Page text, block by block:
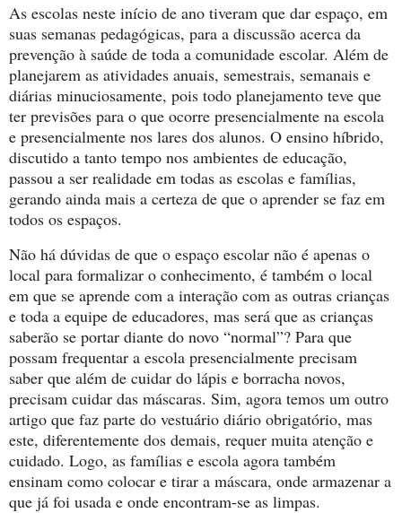
As escolas neste início de ano tiveram que dar espaço, em
suas semanas pedagógicas, para a discussão acerca da
prevenção à saúde de toda a comunidade escolar. Além de
planejarem as atividades anuais, semestrais, semanais e
diárias minuciosamente, pois todo planejamento teve que
ter previsões para o que ocorre presencialmente na escola
e presencialmente nos lares dos alunos. O ensino híbrido,
discutido a tanto tempo nos ambientes de educação,
passou a ser realidade em todas as escolas e famílias,
gerando ainda mais a certeza de que o aprender se faz em
todos os espaços.
Não há dúvidas de que o espaço escolar não é apenas o
local para formalizar o conhecimento, é também o local
em que se aprende com a interação com as outras crianças
e toda a equipe de educadores, mas será que as crianças
saberão se portar diante do novo “normal”? Para que
possam frequentar a escola presencialmente precisam
saber que além de cuidar do lápis e borracha novos,
precisam cuidar das máscaras. Sim, agora temos um outro
artigo que faz parte do vestuário diário obrigatório, mas
este, diferentemente dos demais, requer muita atenção e
cuidado. Logo, as famílias e escola agora também
ensinam como colocar e tirar a máscara, onde armazenar a
que já foi usada e onde encontram-se as limpas.